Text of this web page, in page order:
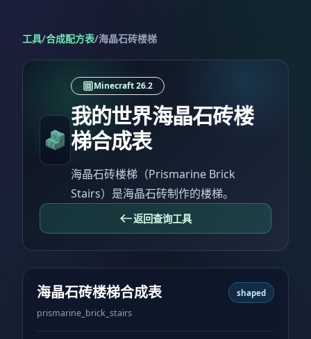
工具/合成配方表/海晶石砖楼梯
Minecraft 26.2
我的世界海晶石砖楼
梯合成表
海晶石砖楼梯（Prismarine Brick
Stairs）是海晶石砖制作的楼梯。
返回查询工具
海晶石砖楼梯合成表
prismarine_brick_stairs
shaped